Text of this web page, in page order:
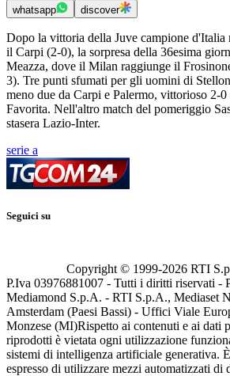
whatsapp discover
Dopo la vittoria della Juve campione d'Italia
il Carpi (2-0), la sorpresa della 36esima
Meazza, dove il Milan raggiunge il
3). Tre punti sfumati per gli uomini di
meno due da Carpi e Palermo, vittorioso 2-
Favorita. Nell'altro match del pomeriggio
stasera Lazio-Inter.
serie a
Seguici su
Copyright © 1999-2026 RTI
P.Iva 03976881007 - Tutti i diritti riservati -
Mediamond S.p.A. - RTI S.p.A., Mediaset
Amsterdam (Paesi Bassi) - Uffici Viale
Monzese (MI)Rispetto ai contenuti e ai dati
riprodotti è vietata ogni utilizzazione
sistemi di intelligenza artificiale generativa.
espresso di utilizzare mezzi automatizzati di